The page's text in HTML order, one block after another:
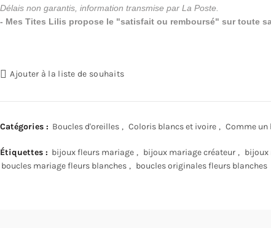
Délais non garantis, information transmise par La Poste.
- Mes Tites Lilis propose le "satisfait ou remboursé" sur toute
Ajouter à la liste de souhaits
Catégories : Boucles d'oreilles , Coloris blancs et ivoire , Comme un
Étiquettes : bijoux fleurs mariage , bijoux mariage créateur , bijoux
boucles mariage fleurs blanches , boucles originales fleurs blanches